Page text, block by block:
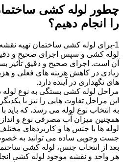
چطور لوله کشی
را انجام دهیم؟
1-برای لوله کشی ساختمان تهیه نقشه
لوله کشی و سپس اجرای صحیح و
آن است. اجرای صحیح و دقیق تأثیر
زیادی در کاهش هزینه های فعلی و
های نگهداری در آینده دارد.
مراحل لوله کشی بستگی به نوع لوله
این مراحل تفاوت هایی را نیز با
به انتخاب نوع لوله می رسد، که باید
همچنین میزان آب مصرفی نوع و
لوله ها با جنس ها و کاربردهای
جست وجویی ساده می توانید به
بعد از انتخاب جنس، لوله کشی
هر واحد و نقشه موجود لوله کشی